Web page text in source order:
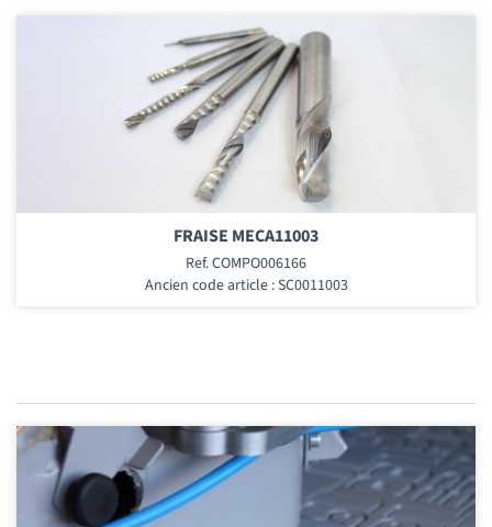
FRAISE MECA11003
Ref. COMPO006166
Ancien code article : SC0011003